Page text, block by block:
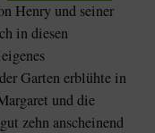
Henry und seiner
in diesen
Garten erblühte in
und die
zehn anscheinend